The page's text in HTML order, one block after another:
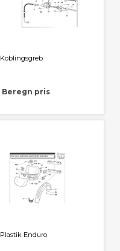
Koblingsgreb
Beregn pris
Plastik Enduro